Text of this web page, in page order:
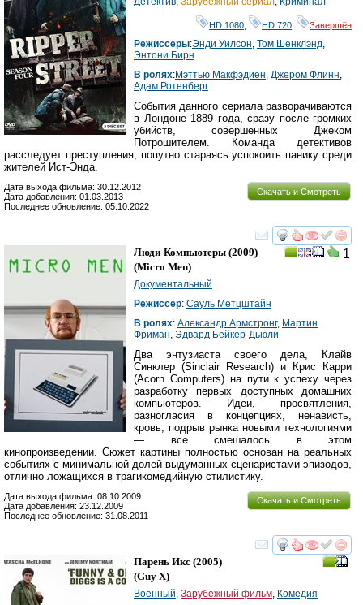
HD 1080, HD 720, Завершён
Режиссеры:Энди Уилсон, Том Шенклэнд,
Энтони Бирн
В ролях:Мэттью Макфэдиен, Джером Флинн,
Адам Ротенберг
События данного сериала разворачиваются
в Лондоне 1889 года, сразу после громких
убийств, совершенных Джеком
Потрошителем. Команда детективов
расследует преступления, попутно стараясь успокоить панику среди
жителей Ист-Энда.
Скачать и Смотреть
Дата выхода фильма: 30.12.2012
Дата добавления: 01.03.2013
Последнее обновление: 05.10.2022
смотреть
1
Люди-Компьютеры (2009)
(Micro Men)
Документальный
Режиссер: Сауль Метцштайн
В ролях: Александр Армстронг, Мартин
Фриман, Эдвард Бейкер-Дьюли
Два энтузиаста своего дела, Клайв
Синклер (Sinclair Research) и Крис Карри
(Acorn Computers) на пути к успеху через
разработку первых доступных домашних
компьютеров. Идеи, просвятления,
разногласия в концепциях, ненависть,
кровь, подрыв рынка новыми технологиями
— все смешалось в этом
кинопроизведении. Сюжет картины полностью основан на реальных
событиях с минимальной долей выдуманных сценаристами эпизодов,
отлично ложащихся в трагикомедийную стилистику.
Скачать и Смотреть
Дата выхода фильма: 08.10.2009
Дата добавления: 23.12.2009
Последнее обновление: 31.08.2011
смотреть
Парень Икс (2005)
(Guy X)
Военный, Зарубежный фильм, Комедия